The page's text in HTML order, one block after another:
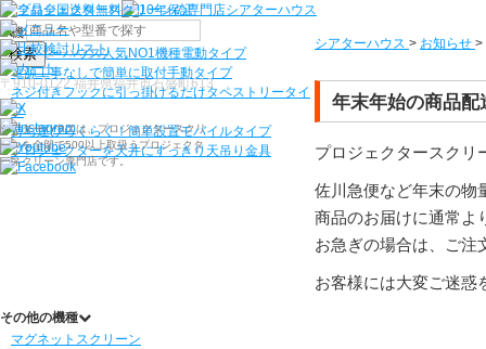
検索
シアターハウス > お知らせ >
年末年始の商品配
プロジェクタースクリ
佐川急便など年末の物
商品のお届けに通常よ
お急ぎの場合は、ご注
お客様には大変ご迷惑
機種から選ぶ
シアターハウス人気NO1機種電動タイプ
電源工事なしで簡単に取付手動タイプ
ネジ付きフックに引っ掛けるだけタペストリータイ
プ
持ち運びらくらく！簡単設置モバイルタイプ
プロジェクターを天井にすっきり 天吊り金具
その他の機種
マグネットスクリーン
〒910-0122 福井県福井市石盛町613
シアターハウスは、プロジェクタースクリ
ーンを全部で500以上取扱うプロジェクタ
ースクリーン専門店です。